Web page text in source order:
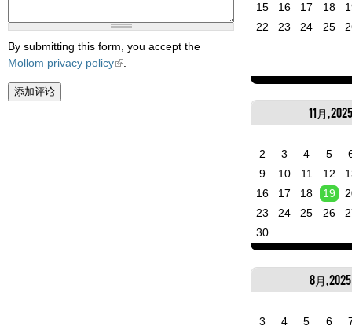
15
16 17 18
22
23 24 25
11月, 2025
2 3 4 5
9
10 11 12
16
17 18 19
23
24 25 26
30
8月, 2025
3 4 5 6
By submitting this form, you accept the
Mollom privacy policy